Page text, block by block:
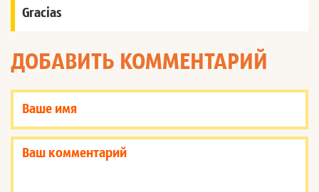
Gracias
ДОБАВИТЬ КОММЕНТАРИЙ